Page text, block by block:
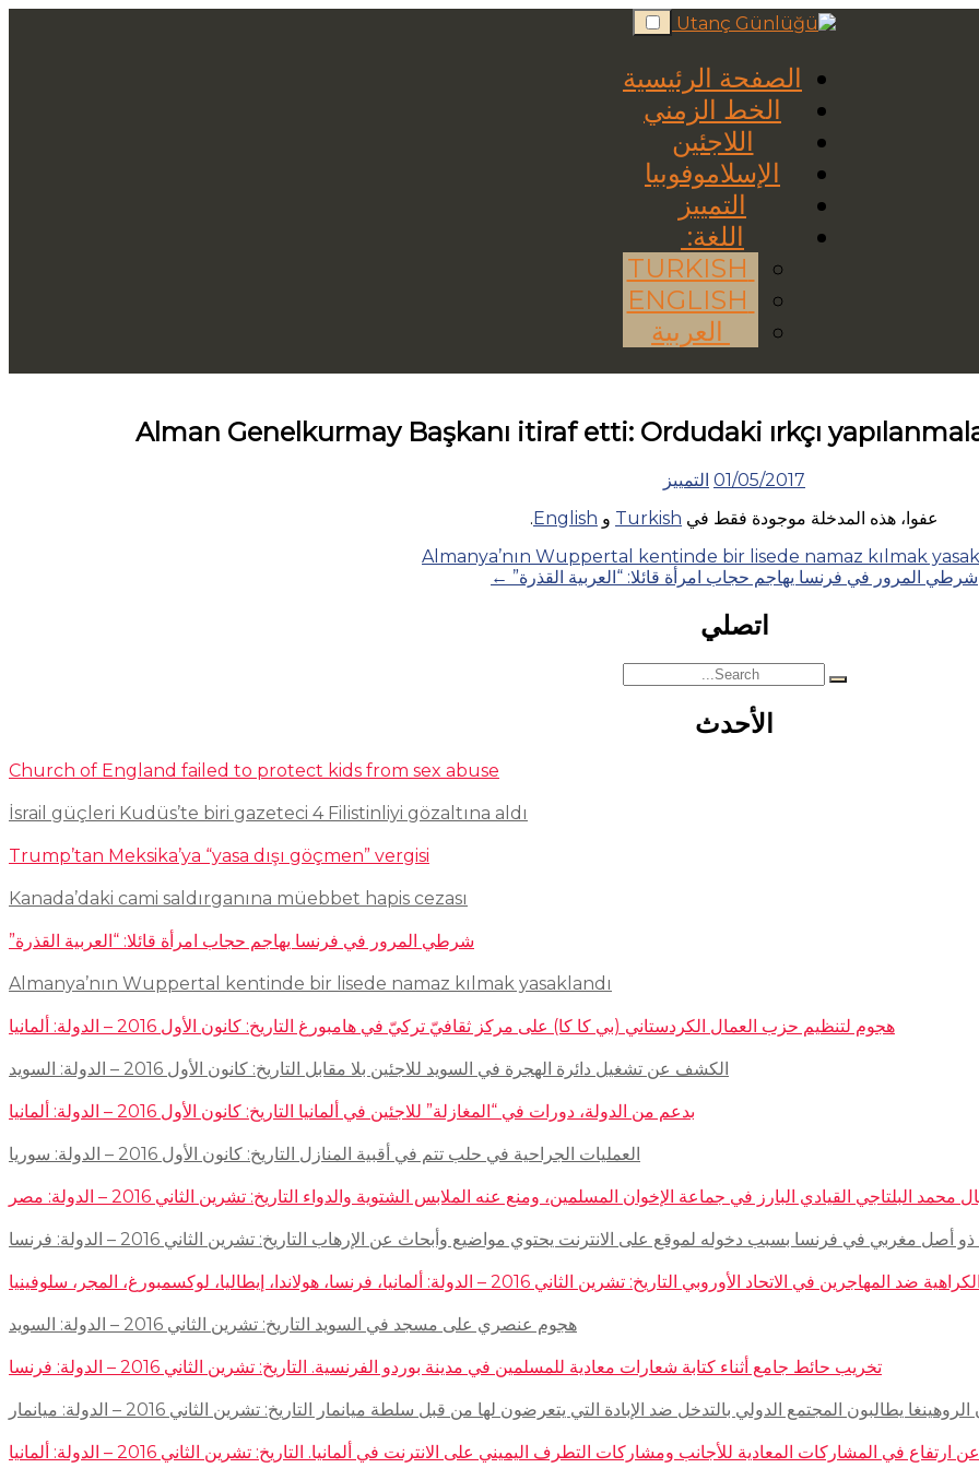
Skip
to
الصفحة الرئيسية
الخط الزمني
اللاجئين
الإسلاموفوبيا
التمييز
اللغة:
العربية
Alman Genelkurmay Başkanı itiraf etti: Ordudaki ırkçı
01/05/2017 التمييز
عفوا، هذه المدخلة موجودة فقط في Turkish و English
.
Almanya’nın Wuppertal kentinde bir lisede namaz kılmak
شرطي المرور في فرنسا يهاجم حجاب امرأة قائلا: “العربية القذرة” ←
اتصلي
Search
for:
الأحدث
Church of England failed to protect kids from sex abuse
İsrail güçleri Kudüs’te biri gazeteci 4 Filistinliyi gözaltına aldı
Trump’tan Meksika’ya “yasa dışı göçmen” vergisi
Kanada’daki cami saldırganına müebbet hapis cezası
شرطي المرور في فرنسا يهاجم حجاب امرأة قائلا: “العربية القذرة”
Almanya’nın Wuppertal kentinde bir lisede namaz kılmak yasaklandı
هجوم لتنظيم حزب العمال الكردستاني (بي كا كا) على مركز ثقافيّ تركيّ في هامبورغ التاريخ: كانون الأول 2016 – الدولة: ألمانيا
الكشف عن تشغيل دائرة الهجرة في السويد للاجئين بلا مقابل التاريخ: كانون الأول 2016 – الدولة: السويد
بدعم من الدولة، دورات في “المغازلة” للاجئين في ألمانيا التاريخ: كانون الأول 2016 – الدولة: ألمانيا
العمليات الجراحية في حلب تتم في أقبية المنازل التاريخ: كانون الأول 2016 – الدولة: سوريا
محمد البلتاجي القيادي البارز في جماعة الإخوان المسلمين، ومنع عنه الملابس الشتوية والدواء التاريخ: تشرين الثاني 2016 – الدولة: مصر
مغربي في فرنسا بسبب دخوله لموقع على الانترنت يحتوي مواضيع وأبحاث عن الإرهاب التاريخ: تشرين الثاني 2016 – الدولة: فرنسا
في الاتحاد الأوروبي التاريخ: تشرين الثاني 2016 – الدولة: ألمانيا، فرنسا، هولاندا، إيطاليا، لوكسمبورغ، المجر، سلوفينيا
هجوم عنصري على مسجد في السويد التاريخ: تشرين الثاني 2016 – الدولة: السويد
تخريب حائط جامع أثناء كتابة شعارات معادية للمسلمين في مدينة بوردو الفرنسية. التاريخ: تشرين الثاني 2016 – الدولة: فرنسا
يطالبون المجتمع الدولي بالتدخل ضد الإبادة التي يتعرضون لها من قبل سلطة ميانمار التاريخ: تشرين الثاني 2016 – الدولة: ميانمار
في المشاركات المعادية للأجانب ومشاركات التطرف اليميني على الانترنت في ألمانيا. التاريخ: تشرين الثاني 2016 – الدولة: ألمانيا